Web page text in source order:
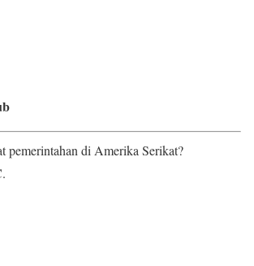
pemerintahan di Amerika Serikat?